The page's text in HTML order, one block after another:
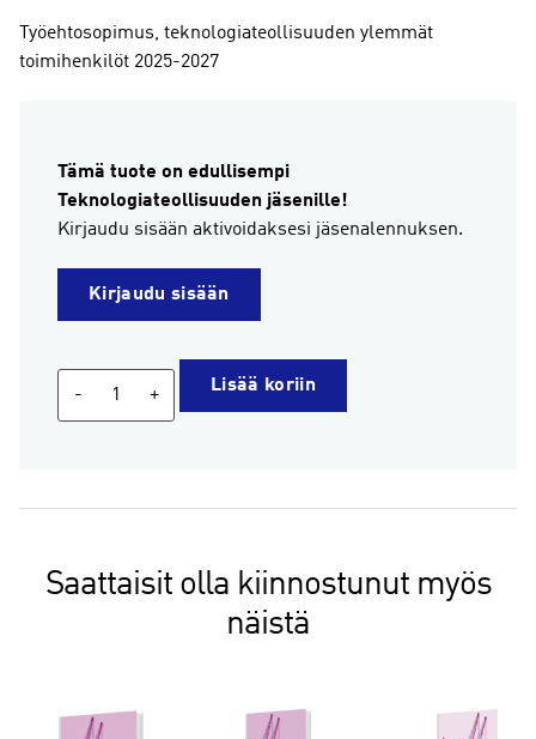
Työehtosopimus, teknologiateollisuuden ylemmät
toimihenkilöt 2025-2027
Tämä tuote on edullisempi
Teknologiateollisuuden jäsenille!
Kirjaudu sisään aktivoidaksesi jäsenalennuksen.
Kirjaudu sisään
-
Työehtosopimus,
teknologiateollisuuden
+ Lisää koriin
Saattaisit olla kiinnostunut myös
näistä